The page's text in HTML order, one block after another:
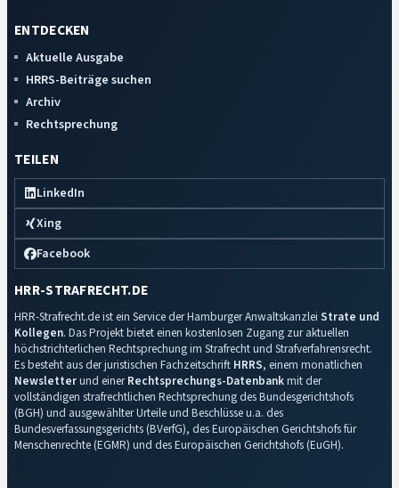
ENTDECKEN
Aktuelle Ausgabe
HRRS-Beiträge suchen
Archiv
Rechtsprechung
TEILEN
LinkedIn
Xing
Facebook
HRR-STRAFRECHT.DE
HRR-Strafrecht.de ist ein Service der Hamburger Anwaltskanzlei Strate und
Kollegen. Das Projekt bietet einen kostenlosen Zugang zur aktuellen
höchstrichterlichen Rechtsprechung im Strafrecht und Strafverfahrensrecht.
Es besteht aus der juristischen Fachzeitschrift HRRS, einem monatlichen
Newsletterund einerRechtsprechungs-Datenbankmit der
vollständigen strafrechtlichen Rechtsprechung des Bundesgerichtshofs
(BGH) und ausgewählter Urteile und Beschlüsse u.a. des
Bundesverfassungsgerichts (BVerfG), des Europäischen Gerichtshofs für
Menschenrechte (EGMR) und des Europäischen Gerichtshofs (EuGH).